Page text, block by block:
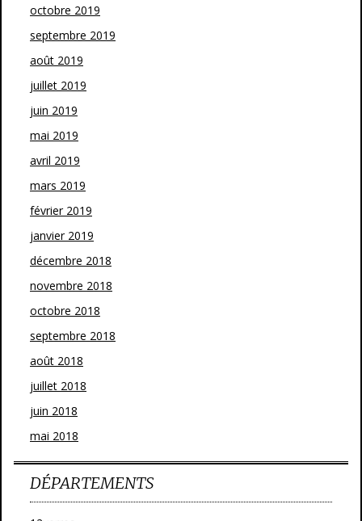
octobre 2019
septembre 2019
août 2019
juillet 2019
juin 2019
mai 2019
avril 2019
mars 2019
février 2019
janvier 2019
décembre 2018
novembre 2018
octobre 2018
septembre 2018
août 2018
juillet 2018
juin 2018
mai 2018
DÉPARTEMENTS